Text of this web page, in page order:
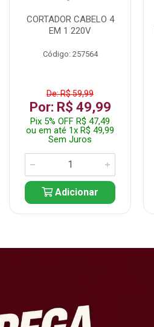
CORTADOR CABELO 4
EM 1 220V
Código: 257564
De: R$ 59,99
Por: R$ 49,99
Pix 5% OFF R$ 47,49
ou em até 1x R$ 49,99
Sem Juros
Adicionar